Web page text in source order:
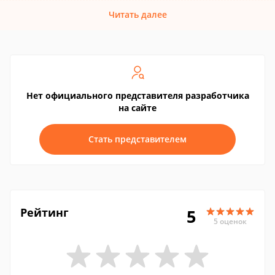
Читать далее
Нет официального представителя разработчика
на сайте
Стать представителем
Рейтинг 5 5 оценок